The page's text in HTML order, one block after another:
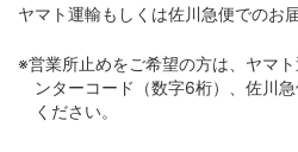
ヤマト運輸もしくは佐川急便でのお
※営業所止めをご希望の方は、ヤマ
ンターコード（数字6桁）、佐川
ください。